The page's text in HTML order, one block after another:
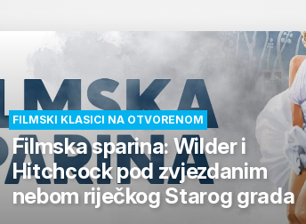
FILMSKI KLASICI NA OTVORENOM
Filmska sparina: Wilder i
Hitchcock pod zvjezdanim
nebom riječkog Starog grada